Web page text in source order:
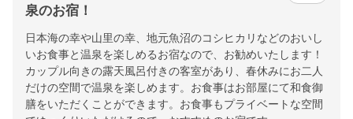
泉のお宿！
日本海の幸や山里の幸、地元魚沼のコシヒカリなどのおいし
いお食事と温泉を楽しめるお宿なので、お勧めいたします！
カップル向きの露天風呂付きの客室があり、春休みにお二人
だけの空間で温泉を楽しめます。お食事はお部屋にて和食御
膳をいただくことができます。お食事もプライベートな空間